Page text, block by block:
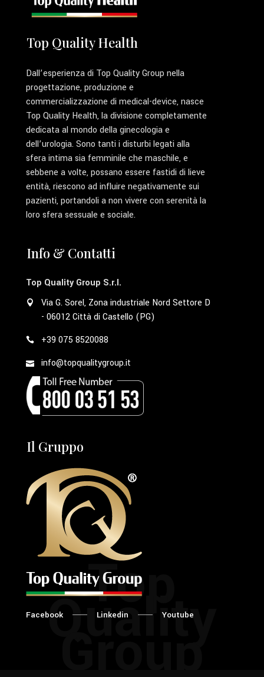
Top
Quality
Top Quality Health
Dall’esperienza di Top Quality Group nella
progettazione, produzione e
commercializzazione di medical-device, nasce
Top Quality Health, la divisione completamente
dedicata al mondo della ginecologia e
dell’urologia. Sono tanti i disturbi legati alla
sfera intima sia femminile che maschile, e
sebbene a volte, possano essere fastidi di lieve
entità, riescono ad influire negativamente sui
pazienti, portandoli a non vivere con serenità la
loro sfera sessuale e sociale.
Info & Contatti
Top Quality Group S.r.l.
Via G. Sorel, Zona industriale Nord Settore D
- 06012 Città di Castello (PG)
+39 075 8520088
info@topqualitygroup.it
Il Gruppo
Facebook Linkedin Youtube